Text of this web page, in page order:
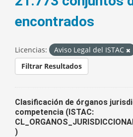
encontrados
Licencias:
Aviso Legal del ISTAC
Filtrar Resultados
Clasificación de órganos
competencia (ISTAC:
)